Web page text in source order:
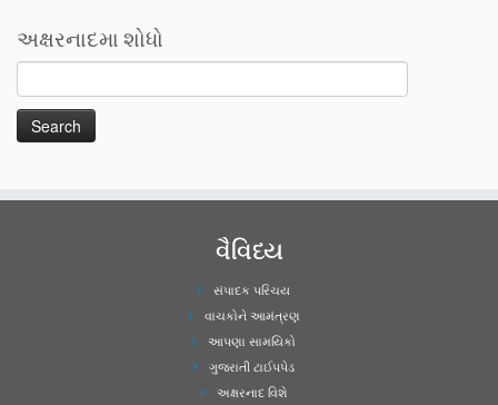
અક્ષરનાદમા શોધો
વૈવિધ્ય
સંપાદક પરિચય
વાચકોને આમંત્રણ
આપણા સામયિકો
ગુજરાતી ટાઈપપેડ
અક્ષરનાદ વિશે